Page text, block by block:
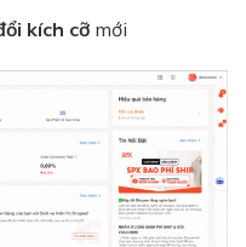
kích cỡ mới